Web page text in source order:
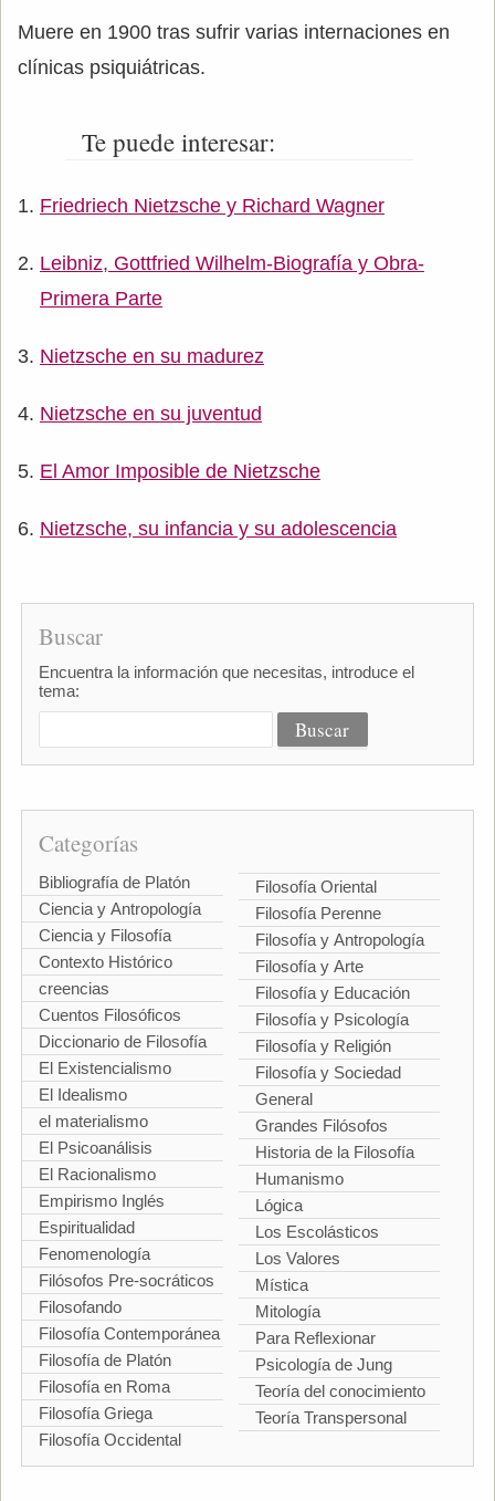
Muere en 1900 tras sufrir varias internaciones en
clínicas psiquiátricas.
Te puede interesar:
Friedriech Nietzsche y Richard Wagner
Leibniz, Gottfried Wilhelm-Biografía y Obra-
Primera Parte
Nietzsche en su madurez
Nietzsche en su juventud
El Amor Imposible de Nietzsche
Nietzsche, su infancia y su adolescencia
Buscar
Encuentra la información que necesitas, introduce el
tema:
Categorías
Bibliografía de Platón
Ciencia y Antropología
Ciencia y Filosofía
Contexto Histórico
creencias
Cuentos Filosóficos
Diccionario de Filosofía
El Existencialismo
El Idealismo
el materialismo
El Psicoanálisis
El Racionalismo
Empirismo Inglés
Espiritualidad
Fenomenología
Filósofos Pre-socráticos
Filosofando
Filosofía Contemporánea
Filosofía de Platón
Filosofía en Roma
Filosofía Griega
Filosofía Occidental
Filosofía Oriental
Filosofía Perenne
Filosofía y Antropología
Filosofía y Arte
Filosofía y Educación
Filosofía y Psicología
Filosofía y Religión
Filosofía y Sociedad
General
Grandes Filósofos
Historia de la Filosofía
Humanismo
Lógica
Los Escolásticos
Los Valores
Mística
Mitología
Para Reflexionar
Psicología de Jung
Teoría del conocimiento
Teoría Transpersonal